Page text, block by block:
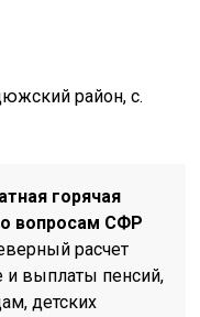
район, с.
горячая
вопросам CФР
расчет
и выплаты пенсий,
детских